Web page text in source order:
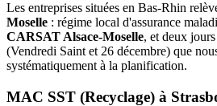
Les entreprises situées en Bas-Rhin
Moselle : régime local d'assurance
CARSAT Alsace-Moselle, et deux
(Vendredi Saint et 26 décembre) que
systématiquement à la planification.
MAC SST (Recyclage) à